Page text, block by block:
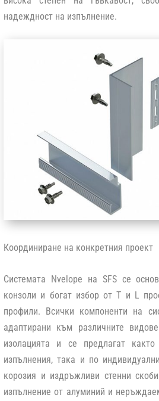
надеждност на изпълнение.
Координиране на конкретния проект
Системата Nvelope на SFSсе
конзоли и богат избор от Т и L
профили. Всички компоненти на
адаптирани към различните
изолацията и се предлагат
изпълнения, така и по
корозия и издръжливи стенни скоби
изпълнение от алуминий и